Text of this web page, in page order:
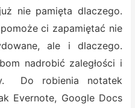
nie pamięta dlaczego.
ci zapamiętać nie
ale i dlaczego.
nadrobić zaległości i
Do robienia notatek
Evernote, Google Docs